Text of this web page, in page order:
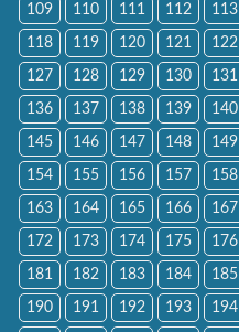
109 110 111 112 113
118 119 120 121 122
127 128 129 130 131
136 137 138 139 140
145 146 147 148 149
154 155 156 157 158
163 164 165 166 167
172 173 174 175 176
181 182 183 184 185
190 191 192 193 194